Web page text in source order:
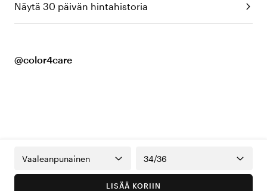
Näytä 30 päivän hintahistoria
@color4care
Vaaleanpunainen 34/36
LISÄÄ KORIIN